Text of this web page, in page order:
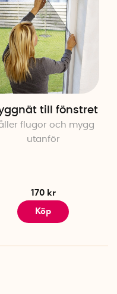
(blå ängel).
på
till fönstret
flugor och mygg
utanför
170 kr
Köp